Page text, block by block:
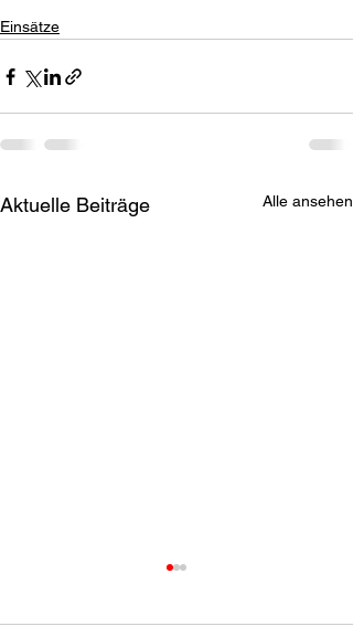
Einsätze
Aktuelle Beiträge Alle ansehen